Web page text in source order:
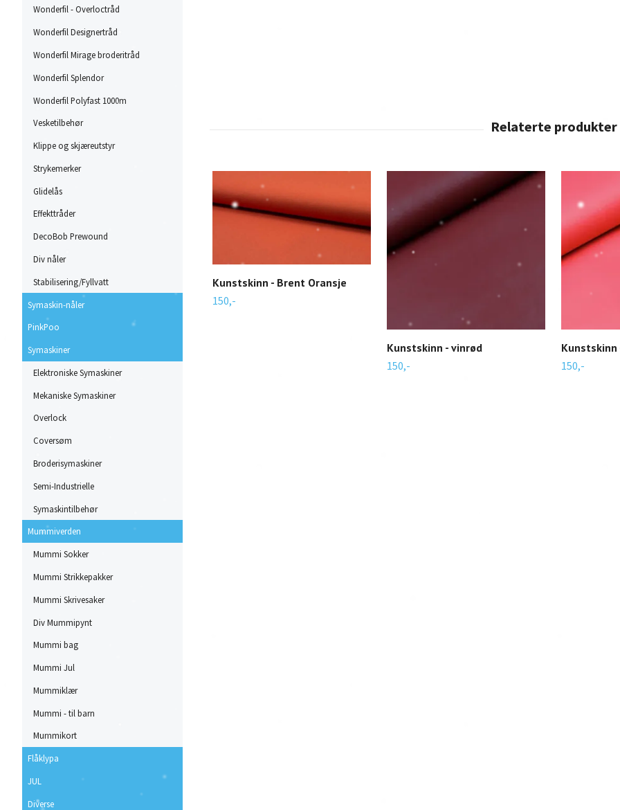
Wonderfil - Overloctråd
Wonderfil Designertråd
Wonderfil Mirage broderitråd
Wonderfil Splendor
Wonderfil Polyfast 1000m
Vesketilbehør
Klippe og skjæreutstyr
Strykemerker
Glidelås
Effekttråder
DecoBob Prewound
Div nåler
Stabilisering/Fyllvatt
Symaskin-nåler
PinkPoo
Symaskiner
Elektroniske Symaskiner
Mekaniske Symaskiner
Overlock
Coversøm
Broderisymaskiner
Semi-Industrielle
Symaskintilbehør
Mummiverden
Mummi Sokker
Mummi Strikkepakker
Mummi Skrivesaker
Div Mummipynt
Mummi bag
Mummi Jul
Mummiklær
Mummi - til barn
Mummikort
Flåklypa
JUL
Diverse
Kunstskinn - Brent Oransje
150,-
Kunstskinn - vinrød
150,-
Kunstskinn
150,-